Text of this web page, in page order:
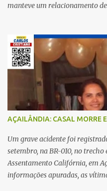
manteve um relacionamento de
ela deixou claro que não
convite de um amigo para ir a
percebeu que o ex também
tranquila durante todo o
Karine retornava para casa,
“Quando cheguei, ele estava
no carro e começou a me
o rapaz que estava comigo”,
recebeu atendimento médico e
A jovem também registrou
companheiro. Mesm...
AÇAILÂNDIA: CASAL MORRE
Um grave acidente foi
setembro, na BR-010, no
Assentamento Califórnia, em
informações apuradas, as